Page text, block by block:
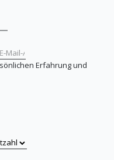
Erfahrung und